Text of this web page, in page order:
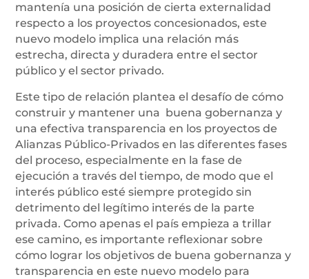
mantenía una posición de cierta externalidad
respecto a los proyectos concesionados, este
nuevo modelo implica una relación más
estrecha, directa y duradera entre el sector
público y el sector privado.
Este tipo de relación plantea el desafío de cómo
construir y mantener una buena gobernanza y
una efectiva transparencia en los proyectos de
Alianzas Público-Privados en las diferentes fases
del proceso, especialmente en la fase de
ejecución a través del tiempo, de modo que el
interés público esté siempre protegido sin
detrimento del legítimo interés de la parte
privada. Como apenas el país empieza a trillar
ese camino, es importante reflexionar sobre
cómo lograr los objetivos de buena gobernanza y
transparencia en este nuevo modelo para